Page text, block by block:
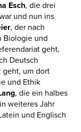
Esch, die drei
und nun ins
, der nach
Biologie und
geht,
Deutsch
geht, um dort
und Ethik
, die ein halbes
weiteres Jahr
und Englisch